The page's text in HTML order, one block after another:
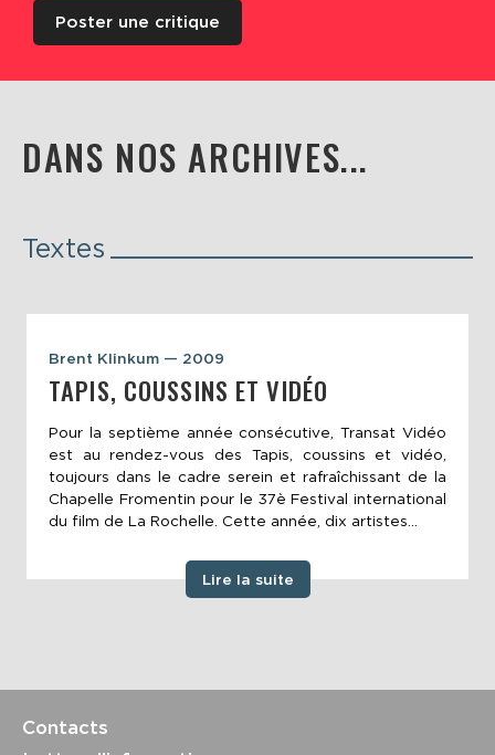
Poster une critique
DANS NOS ARCHIVES...
Textes
Brent Klinkum — 2009
TAPIS, COUSSINS ET VIDÉO
Pour la septième année consécutive, Transat Vidéo
est au rendez-vous des Tapis, coussins et vidéo,
toujours dans le cadre serein et rafraîchissant de la
Chapelle Fromentin pour le 37è Festival international
du film de La Rochelle. Cette année, dix artistes...
Lire la suite
Contacts